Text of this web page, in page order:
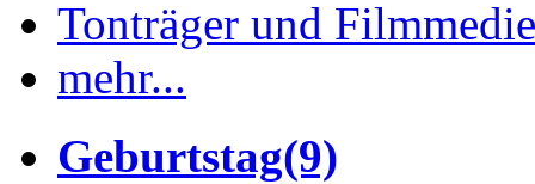
Tonträger und
mehr...
Geburtstag(9)